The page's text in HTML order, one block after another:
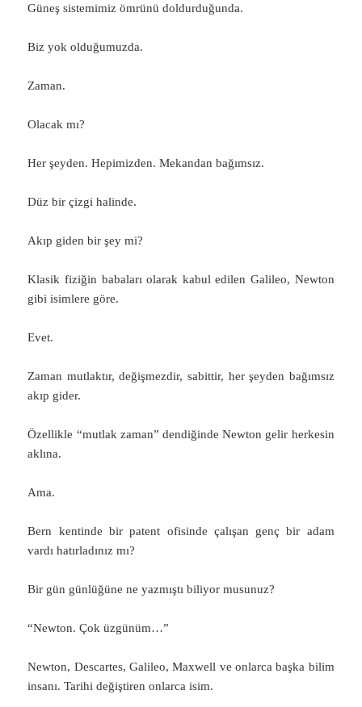
Güneş sistemimiz ömrünü doldurduğunda.
Biz yok olduğumuzda.
Zaman.
Olacak mı?
Her şeyden. Hepimizden. Mekandan bağımsız.
Düz bir çizgi halinde.
Akıp giden bir şey mi?
Klasik fiziğin babaları olarak kabul edilen Galileo, Newton
gibi isimlere göre.
Evet.
Zaman mutlaktır, değişmezdir, sabittir, her şeyden bağımsız
akıp gider.
Özellikle “mutlak zaman” dendiğinde Newton gelir herkesin
aklına.
Ama.
Bern kentinde bir patent ofisinde çalışan genç bir adam
vardı hatırladınız mı?
Bir gün günlüğüne ne yazmıştı biliyor musunuz?
“Newton. Çok üzgünüm…”
Newton, Descartes, Galileo, Maxwell ve onlarca başka bilim
insanı. Tarihi değiştiren onlarca isim.